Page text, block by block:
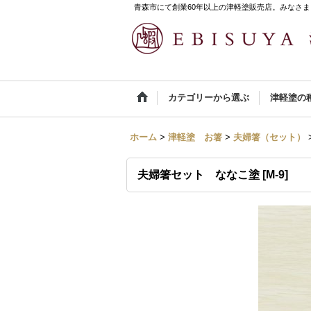
青森市にて創業60年以上の津軽塗販売店。みなさ
カテゴリーから選ぶ 津軽塗の
ホーム > 津軽塗 お箸 > 夫婦箸（セット）
夫婦箸セット ななこ塗 [M-9]